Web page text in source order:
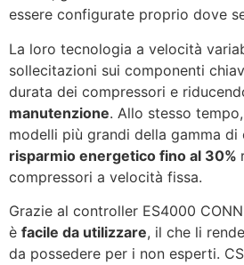
essere configurate proprio dove
La loro tecnologia a velocità
sollecitazioni sui componenti
durata dei compressori e
manutenzione. Allo stesso
modelli più grandi della gamma di
risparmio energetico fino al 30%
compressori a velocità fissa.
Grazie al controller ES4000
è facile da utilizzare, il che li
da possedere per i non esperti.